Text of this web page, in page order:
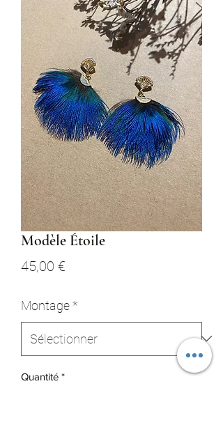
Modèle Étoile
45,00 €
Montage*
Quantité *